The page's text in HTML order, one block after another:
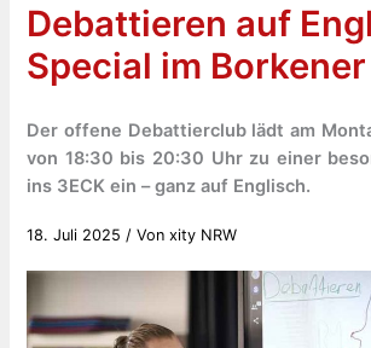
Debattieren auf
Special im
Der offene Debattierclub lädt am
von 18:30 bis 20:30 Uhr zu einer
ins 3ECK ein – ganz auf Englisch.
18. Juli 2025 / Vonxity NRW